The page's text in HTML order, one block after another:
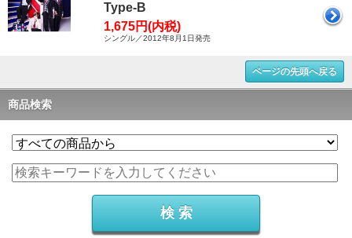
Type-B
1,675円(内税)
シングル／2012年8月1日発売
ページの先頭へ戻る
商品検索